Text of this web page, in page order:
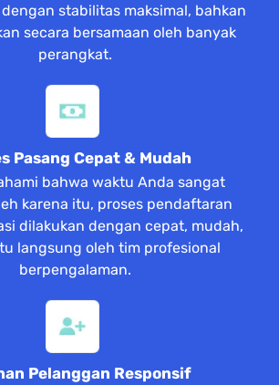
stabilitas maksimal, bahkan
secara bersamaan oleh banyak
perangkat.
Pasang Cepat & Mudah
bahwa waktu Anda sangat
karena itu, proses pendaftaran
dilakukan dengan cepat, mudah,
langsung oleh tim profesional
berpengalaman.
Pelanggan Responsif